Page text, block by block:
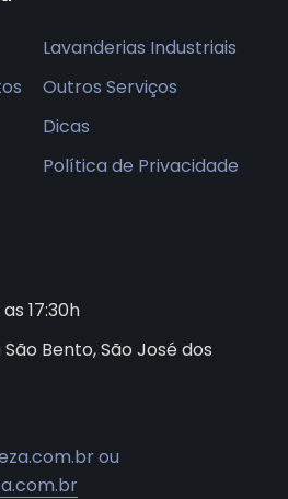
Lavanderias Industriais
Outros Serviços
Dicas
Política de Privacidade
17:30h
São Bento, São José dos
ou